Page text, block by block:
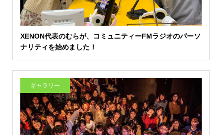
XENON代表のむらが、コミュニティーFMラジオのパーソ
ナリティを始めました！
ギャラリー